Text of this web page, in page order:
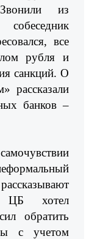
из
все
рубля и
санкций. О
рассказали
банков –
ЦБ хотел
обратить
с учетом